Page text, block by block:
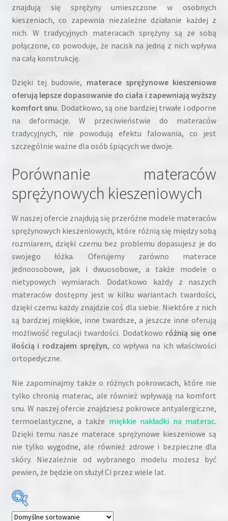
znajdują się sprężyny umieszczone w osobnych
kieszeniach, co zapewnia niezależne działanie każdej z
nich. W tradycyjnych materacach sprężyny są ze sobą
połączone, co powoduje, że nacisk na jedną z nich wpływa
na całą konstrukcję.
Dzięki tej budowie, materace sprężynowe kieszeniowe
oferują lepsze dopasowanie do ciała i zapewniają wyższy
komfort snu. Dodatkowo, są one bardziej trwałe i odporne
na deformacje. W przeciwieństwie do materaców
tradycyjnych, nie powodują efektu falowania, co jest
szczególnie ważne dla osób śpiących we dwoje.
Porównanie materaców
sprężynowych kieszeniowych
W naszej ofercie znajdują się przeróżne modele materaców
sprężynowych kieszeniowych, które różnią się między sobą
rozmiarem, dzięki czemu bez problemu dopasujesz je do
swojego łóżka. Oferujemy zarówno materace
jednoosobowe, jak i dwuosobowe, a także modele o
nietypowych wymiarach. Dodatkowo każdy z naszych
materaców dostępny jest w kilku wariantach twardości,
dzięki czemu każdy znajdzie coś dla siebie. Niektóre z nich
są bardziej miękkie, inne twardsze, a jeszcze inne oferują
możliwość regulacji twardości. Dodatkowo różnią się one
ilością i rodzajem sprężyn, co wpływa na ich właściwości
ortopedyczne.
Nie zapominajmy także o różnych pokrowcach, które nie
tylko chronią materac, ale również wpływają na komfort
snu. W naszej ofercie znajdziesz pokrowce antyalergiczne,
termoelastyczne, a także miękkie nakładki na materac.
Dzięki temu nasze materace sprężynowe kieszeniowe są
nie tylko wygodne, ale również zdrowe i bezpieczne dla
skóry. Niezależnie od wybranego modelu możesz być
pewien, że będzie on służył Ci przez wiele lat.